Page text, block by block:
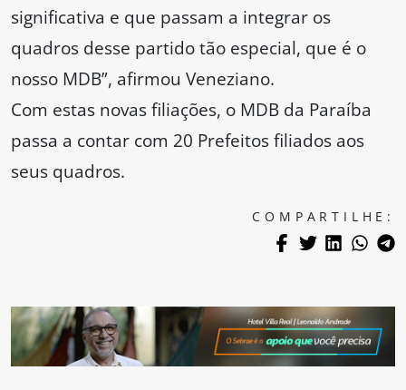
significativa e que passam a integrar os
quadros desse partido tão especial, que é o
nosso MDB”, afirmou Veneziano.
Com estas novas filiações, o MDB da Paraíba
passa a contar com 20 Prefeitos filiados aos
seus quadros.
COMPARTILHE: